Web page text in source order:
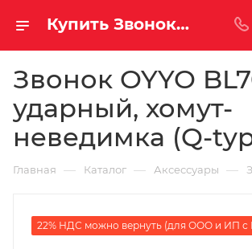
Купить Звонок OYYO BL700 ударный, хомут-неведимка (Q-type) за рублей, а со скидкой
Звонок OYYO
ударный, хомут-
неведимка (Q-
Главная — Каталог — Аксессуары —
22% НДС можно вернуть (для ООО и ИП